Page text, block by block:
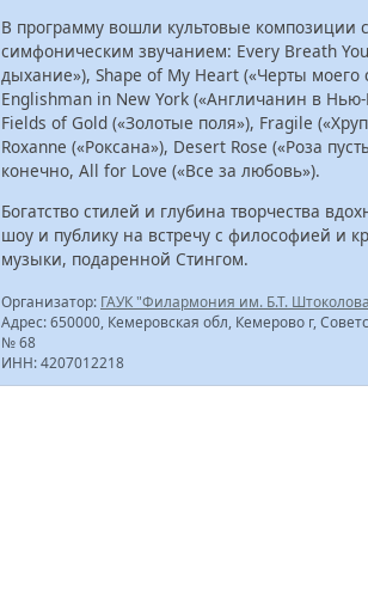
В программу вошли культовые композиции
симфоническим звучанием: Every Breath
дыхание»), Shape of My Heart («Черты моего
Englishman in New York («Англичанин в
Fields of Gold («Золотые поля»), Fragile
Roxanne («Роксана»), Desert Rose («Роза
конечно, All for Love («Все за любовь»).
Богатство стилей и глубина творчества
шоу и публику на встречу с философией и
музыки, подаренной Стингом.
Организатор: ГАУК "Филармония им. Б.Т.
Адрес: 650000, Кемеровская обл, Кемерово г,
№ 68
ИНН: 4207012218